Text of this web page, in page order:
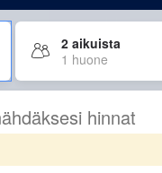
2 aikuista
1 huone
hinnat